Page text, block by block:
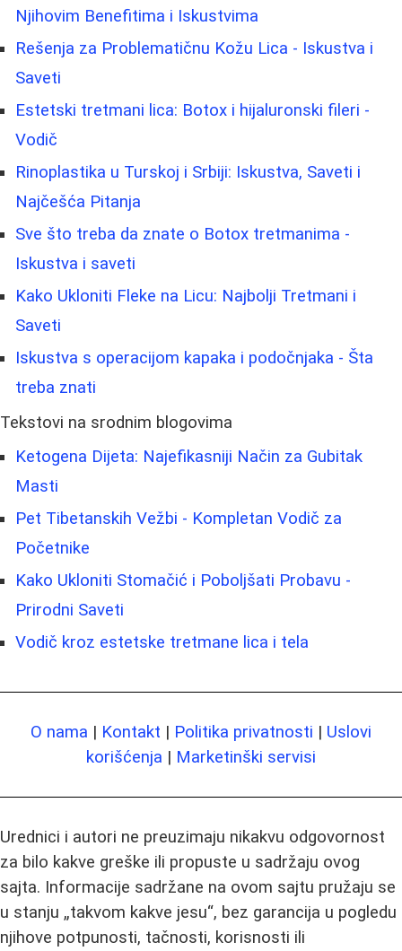
Njihovim Benefitima i Iskustvima
Rešenja za Problematičnu Kožu Lica - Iskustva i
Saveti
Estetski tretmani lica: Botox i hijaluronski fileri -
Vodič
Rinoplastika u Turskoj i Srbiji: Iskustva, Saveti i
Najčešća Pitanja
Sve što treba da znate o Botox tretmanima -
Iskustva i saveti
Kako Ukloniti Fleke na Licu: Najbolji Tretmani i
Saveti
Iskustva s operacijom kapaka i podočnjaka - Šta
treba znati
Tekstovi na srodnim blogovima
Ketogena Dijeta: Najefikasniji Način za Gubitak
Masti
Pet Tibetanskih Vežbi - Kompletan Vodič za
Početnike
Kako Ukloniti Stomačić i Poboljšati Probavu -
Prirodni Saveti
Vodič kroz estetske tretmane lica i tela
O nama | Kontakt | Politika privatnosti | Uslovi
korišćenja | Marketinški servisi
Urednici i autori ne preuzimaju nikakvu odgovornost
za bilo kakve greške ili propuste u sadržaju ovog
sajta. Informacije sadržane na ovom sajtu pružaju se
u stanju „takvom kakve jesu“, bez garancija u pogledu
njihove potpunosti, tačnosti, korisnosti ili